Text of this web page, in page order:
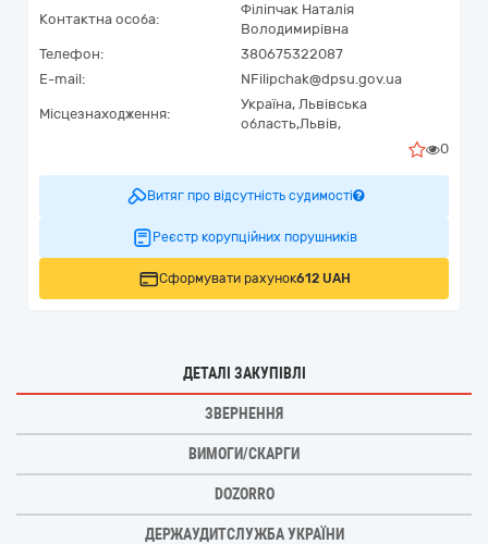
Контактна особа:
Філіпчак Наталія
Володимирівна
Телефон:
380675322087
E-mail:
NFilipchak@dpsu.gov.ua
Місцезнаходження:
Україна, Львівська
область,Львів,
0
Витяг про відсутність судимості
Реєстр корупційних порушників
Сформувати рахунок612 UAH
ДЕТАЛІ ЗАКУПІВЛІ
ЗВЕРНЕННЯ
ВИМОГИ/СКАРГИ
DOZORRO
ДЕРЖАУДИТСЛУЖБА УКРАЇНИ